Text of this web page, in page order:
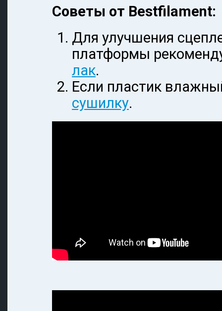
Советы от Bestfilament:
Для улучшения
платформы
лак.
Если пластик
сушилку.